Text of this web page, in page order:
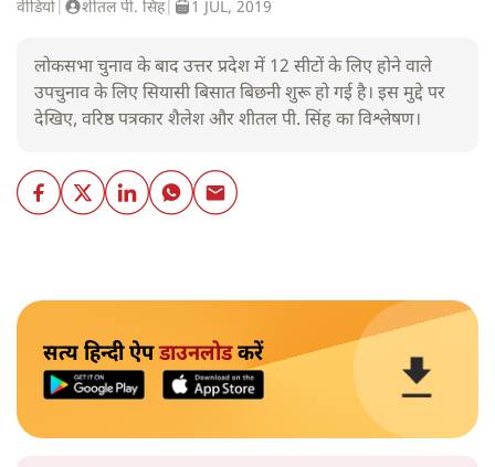
वीडियो शीतल पी. सिंह| 1 JUL, 2019
लोकसभा चुनाव के बाद उत्तर प्रदेश में 12 सीटों के लिए होने वाले
उपचुनाव के लिए सियासी बिसात बिछनी शुरू हो गई है। इस मुद्दे पर
देखिए, वरिष्ठ पत्रकार शैलेश और शीतल पी. सिंह का विश्लेषण।
सत्य हिन्दी ऐपडाउनलोडकरें